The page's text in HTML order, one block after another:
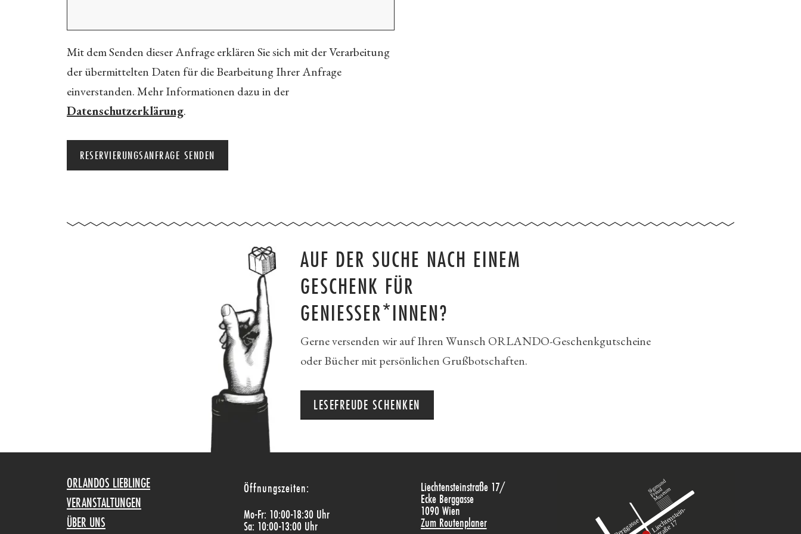
Mit dem Senden dieser Anfrage erklären Sie sich mit der Verarbeitung
der übermittelten Daten für die Bearbeitung Ihrer Anfrage
einverstanden. Mehr Informationen dazu in der
Datenschutzerklärung.
AUF DER SUCHE NACH EINEM
GESCHENK FÜR
GENIESSER*INNEN?
Gerne versenden wir auf Ihren Wunsch ORLANDO-Geschenkgutscheine
oder Bücher mit persönlichen Grußbotschaften.
LESEFREUDE SCHENKEN
ORLANDOS LIEBLINGE
VERANSTALTUNGEN
ÜBER UNS
Öffnungszeiten:
Mo-Fr: 10:00-18:30 Uhr
Sa: 10:00-13:00 Uhr
Liechtensteinstraße 17/
Ecke Berggasse
1090 Wien
Zum Routenplaner